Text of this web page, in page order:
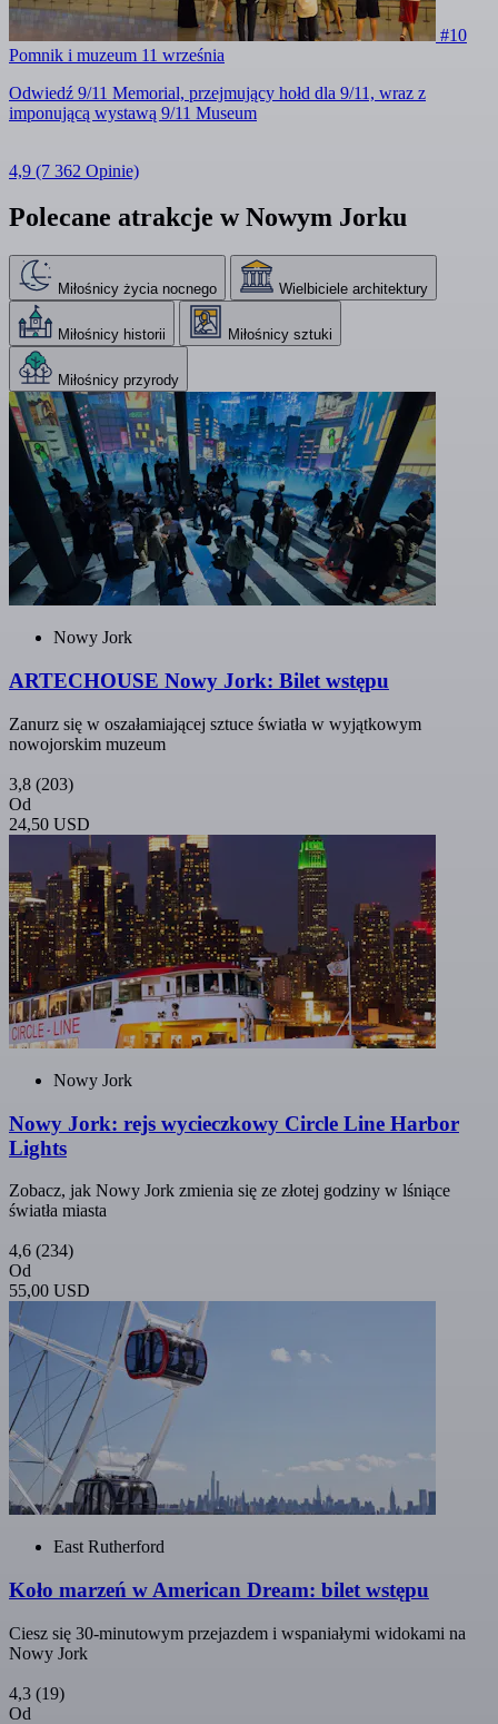
#10
Pomnik i muzeum 11 września
Odwiedź 9/11 Memorial, przejmujący hołd dla 9/11, wraz z
imponującą wystawą 9/11 Museum
4,9 (7 362 Opinie)
Polecane atrakcje w Nowym Jorku
Miłośnicy życia nocnego Wielbiciele architektury
Miłośnicy historii Miłośnicy sztuki
Miłośnicy przyrody
Nowy Jork
ARTECHOUSE Nowy Jork: Bilet wstępu
Zanurz się w oszałamiającej sztuce światła w wyjątkowym
nowojorskim muzeum
3,8 (203)
Od
24,50 USD
Nowy Jork
Nowy Jork: rejs wycieczkowy Circle Line Harbor
Lights
Zobacz, jak Nowy Jork zmienia się ze złotej godziny w lśniące
światła miasta
4,6 (234)
Od
55,00 USD
East Rutherford
Koło marzeń w American Dream: bilet wstępu
Ciesz się 30-minutowym przejazdem i wspaniałymi widokami na
Nowy Jork
4,3 (19)
Od